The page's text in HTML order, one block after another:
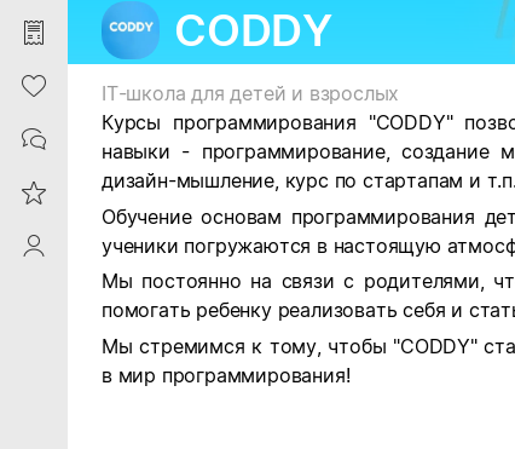
Purchases
Heart
Contacts
Reviews
ProfileSaby
CODDY
IT-школа для детей и взрослых
Курсы программирования "CODDY"
навыки - программирование,
дизайн-мышление, курс по стартапам и
Обучение основам программирования
ученики погружаются в настоящую
Мы постоянно на связи с родителями,
помогать ребенку реализовать себя и
Мы стремимся к тому, чтобы "CODDY"
в мир программирования!